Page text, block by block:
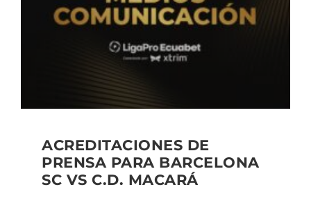
ACREDITACIONES DE
PRENSA PARA BARCELONA
SC VS C.D. MACARÁ